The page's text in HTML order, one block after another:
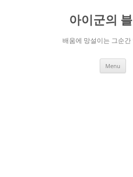
아이군의
배움에 망설이는 그순간
Menu